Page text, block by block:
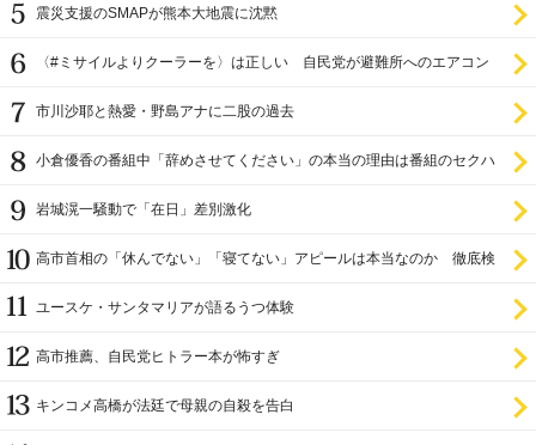
震災支援のSMAPが熊本大地震に沈黙
〈#ミサイルよりクーラーを〉は正しい 自民党が避難所へのエアコン
市川沙耶と熱愛・野島アナに二股の過去
小倉優香の番組中「辞めさせてください」の本当の理由は番組のセクハ
岩城滉一騒動で「在日」差別激化
高市首相の「休んでない」「寝てない」アピールは本当なのか 徹底検
ユースケ・サンタマリアが語るうつ体験
高市推薦、自民党ヒトラー本が怖すぎ
キンコメ高橋が法廷で母親の自殺を告白